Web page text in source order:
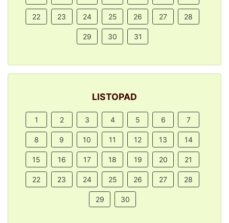
22 23 24 25 26 27 28
29 30 31
LISTOPAD
1 2 3 4 5 6 7
8 9 10 11 12 13 14
15 16 17 18 19 20 21
22 23 24 25 26 27 28
29 30